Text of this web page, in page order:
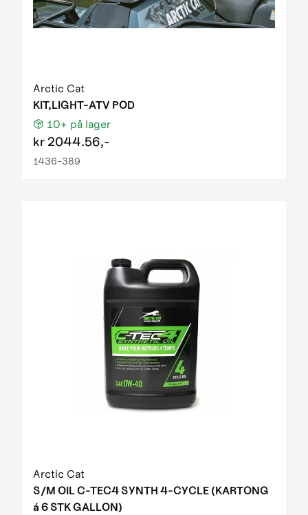
Arctic Cat
KIT,LIGHT-ATV POD
10+ på lager
kr 2044.56,-
1436-389
Arctic Cat
S/M OIL C-TEC4 SYNTH 4-CYCLE (KARTONG
á 6 STK GALLON)